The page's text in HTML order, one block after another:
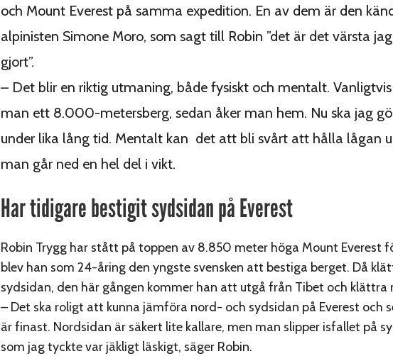
och Mount Everest på samma expedition. En av dem är den
alpinisten Simone Moro, som sagt till Robin ”det är det värsta
gjort”.
– Det blir en riktig utmaning, både fysiskt och mentalt.
man ett 8.000-metersberg, sedan åker man hem. Nu ska jag
under lika lång tid. Mentalt kan det att bli svårt att hålla lågan
man går ned en hel del i vikt.
Har tidigare bestigit sydsidan på Everest
Robin Trygg har stått på toppen av 8.850 meter höga Mount Everest
blev han som 24-åring den yngste svensken att bestiga berget. Då
sydsidan, den här gången kommer han att utgå från Tibet och klättra
– Det ska roligt att kunna jämföra nord- och sydsidan på Everest och
är finast. Nordsidan är säkert lite kallare, men man slipper isfallet på
som jag tyckte var jäkligt läskigt, säger Robin.